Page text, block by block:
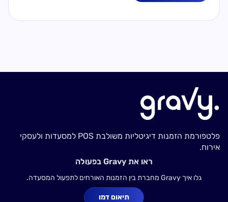
פלטפורמת הזמנות דיגיטליות משולבת POS למסעדות ולעסקי
אירוח.
ראו את Gravy בפעולה
גלו איך Gravy מחברת בין הזמנות האורחים לתפעול המסעדה.
תיאום דמו